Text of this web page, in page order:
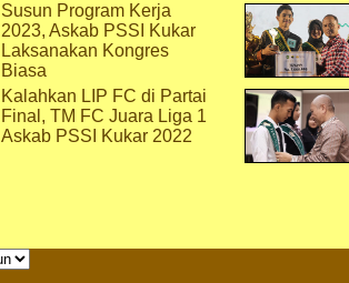
Susun Program Kerja
2023, Askab PSSI Kukar
Laksanakan Kongres
Biasa
Kalahkan LIP FC di Partai
Final, TM FC Juara Liga 1
Askab PSSI Kukar 2022